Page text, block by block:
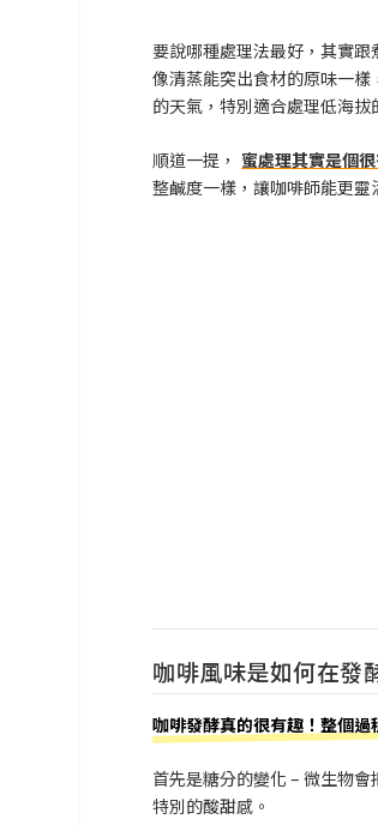
要說哪種處理法最好，其實
像清蒸能突出食材的原味一
的天氣，特別適合處理低海
順道一提， 蜜處理其實是個
整鹹度一樣，讓咖啡師能更靈
咖啡風味是如何在發
咖啡發酵真的很有趣！整個
首先是糖分的變化 – 微生物
特別的酸甜感。